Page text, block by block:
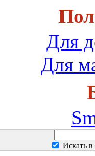
Для
Для
Искать